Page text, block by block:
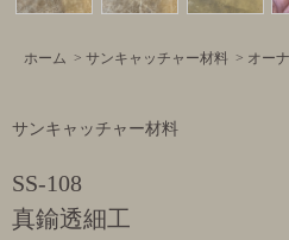
ホーム > サンキャッチャー材料 > オー
サンキャッチャー材料
SS-108
真鍮透細工